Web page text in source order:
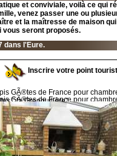
et conviviale, voilà ce qui
venez passer une ou
et la maîtresse de maison
vous seront proposés.
dans l'Eure.
Inscrire votre point